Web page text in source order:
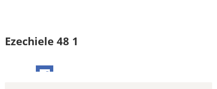
Ezechiele 48 1